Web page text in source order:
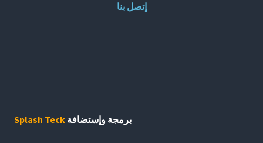
إتصل بنا
برمجة وإستضافة Splash Teck